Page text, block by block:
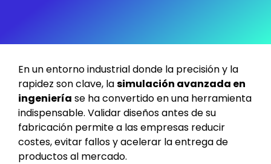
En un entorno industrial donde la precisión y la
rapidez son clave, lasimulación avanzada en
ingeniería se ha convertido en una herramienta
indispensable. Validar diseños antes de su
fabricación permite a las empresas reducir
costes, evitar fallos y acelerar la entrega de
productos al mercado.